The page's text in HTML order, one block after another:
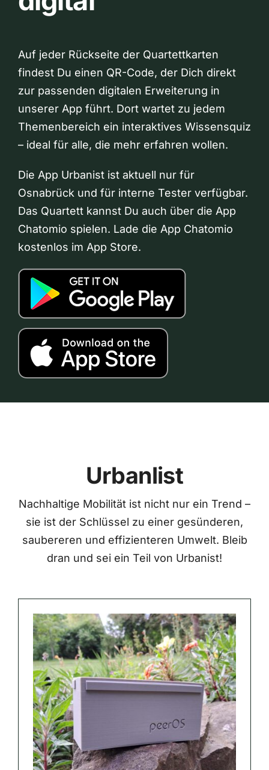
Auf jeder Rückseite der Quartettkarten
findest Du einen QR-Code, der Dich direkt
zur passenden digitalen Erweiterung in
unserer App führt. Dort wartet zu jedem
Themenbereich ein interaktives Wissensquiz
– ideal für alle, die mehr erfahren wollen.
Die App Urbanist ist aktuell nur für
Osnabrück und für interne Tester verfügbar.
Das Quartett kannst Du auch über die App
Chatomio spielen. Lade die App Chatomio
kostenlos im App Store.
Urbanlist
Nachhaltige Mobilität ist nicht nur ein Trend –
sie ist der Schlüssel zu einer gesünderen,
saubereren und effizienteren Umwelt. Bleib
dran und sei ein Teil von Urbanist!